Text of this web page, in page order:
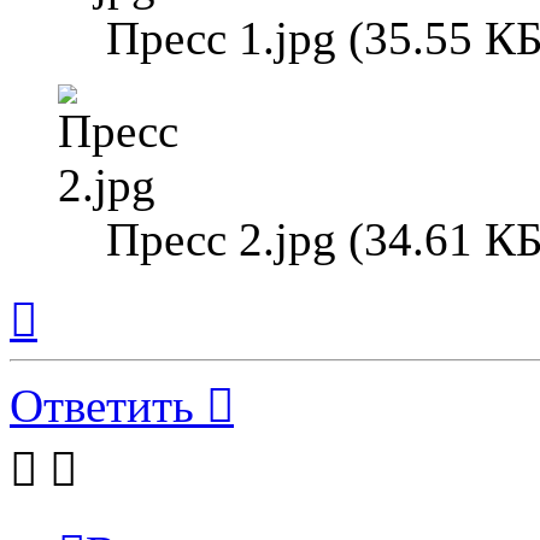
Пресс 1.jpg (35.55
Пресс 2.jpg (34.61
началу
Ответить